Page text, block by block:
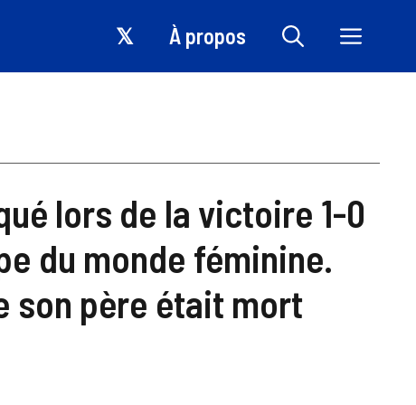
𝕏 À propos
lors de la victoire 1-0
du monde féminine.
son père était mort